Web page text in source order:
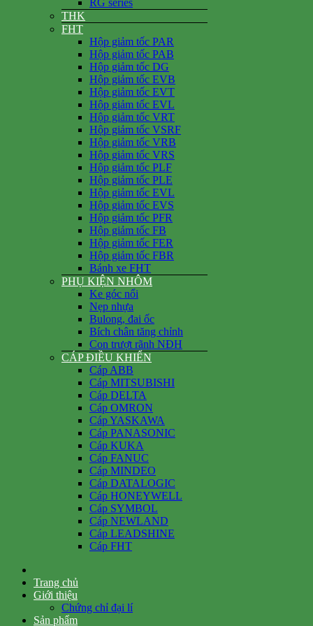
RG series
THK
FHT
Hộp giảm tốc PAR
Hộp giảm tốc PAB
Hộp giảm tốc DG
Hộp giảm tốc EVB
Hộp giảm tốc EVT
Hộp giảm tốc EVL
Hộp giảm tốc VRT
Hộp giảm tốc VSRF
Hộp giảm tốc VRB
Hộp giảm tốc VRS
Hộp giảm tốc PLF
Hộp giảm tốc PLE
Hộp giảm tốc EVL
Hộp giảm tốc EVS
Hộp giảm tốc PFR
Hộp giảm tốc FB
Hộp giảm tốc FER
Hộp giảm tốc FBR
Bánh xe FHT
PHỤ KIỆN NHÔM
Ke góc nổi
Nẹp nhựa
Bulong, đai ốc
Bích chân tăng chỉnh
Con trượt rãnh NĐH
CÁP ĐIỀU KHIỂN
Cáp ABB
Cáp MITSUBISHI
Cáp DELTA
Cáp OMRON
Cáp YASKAWA
Cáp PANASONIC
Cáp KUKA
Cáp FANUC
Cáp MINDEO
Cáp DATALOGIC
Cáp HONEYWELL
Cáp SYMBOL
Cáp NEWLAND
Cáp LEADSHINE
Cáp FHT
Trang chủ
Giới thiệu
Chứng chỉ đại lí
Sản phẩm